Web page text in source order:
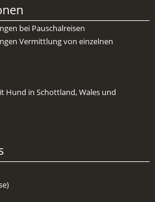
bei Pauschalreisen
Vermittlung von einzelnen
Hund in Schottland, Wales und